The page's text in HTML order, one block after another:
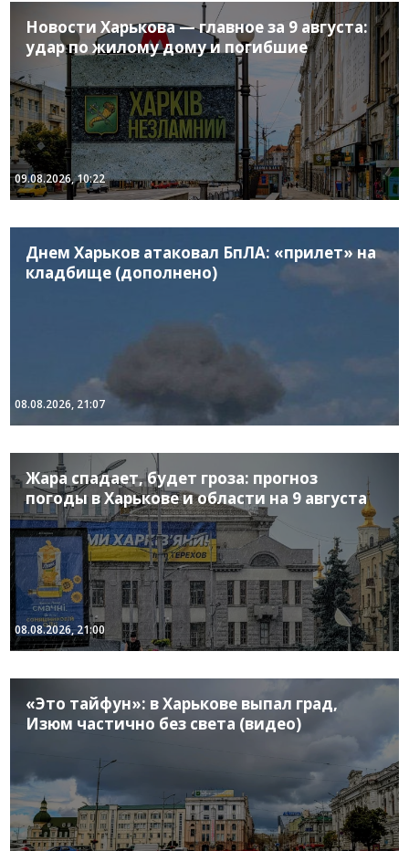
Новости Харькова — главное за 9 августа:
удар по жилому дому и погибшие
09.08.2026, 10:22
Днем Харьков атаковал БпЛА: «прилет» на
кладбище (дополнено)
08.08.2026, 21:07
Жара спадает, будет гроза: прогноз
погоды в Харькове и области на 9 августа
08.08.2026, 21:00
«Это тайфун»: в Харькове выпал град,
Изюм частично без света (видео)